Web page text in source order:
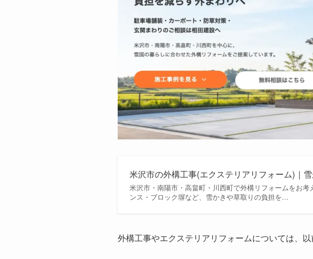
米沢市の外構工事(エクステリアリフォーム)｜
米沢市・南陽市・高畠町・川西町で外構リフォームをお
ンス・ブロック塀など、雪かきや草取りの負担を…
外構工事やエクステリアリフォームについては、